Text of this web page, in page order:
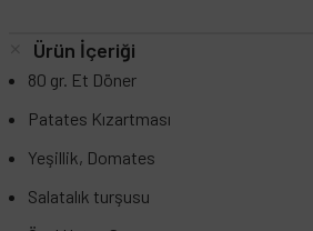
Ürün İçeriği
80 gr. Et Döner
Patates Kızartması
Yeşillik, Domates
Salatalık turşusu